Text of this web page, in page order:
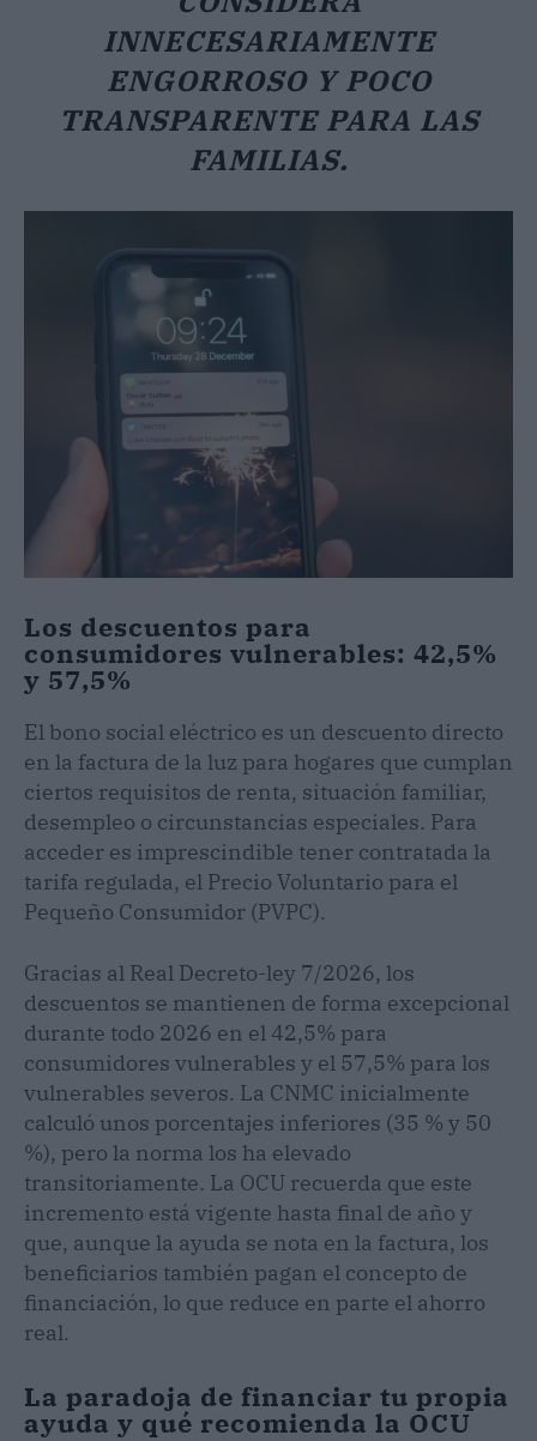
INNECESARIAMENTE
ENGORROSO Y POCO
TRANSPARENTE PARA LAS
FAMILIAS.
Los descuentos para
consumidores vulnerables: 42,5%
y 57,5%
El bono social eléctrico es un descuento directo
en la factura de la luz para hogares que cumplan
ciertos requisitos de renta, situación familiar,
desempleo o circunstancias especiales. Para
acceder es imprescindible tener contratada la
tarifa regulada, el Precio Voluntario para el
Pequeño Consumidor (PVPC).
Gracias al Real Decreto-ley 7/2026, los
descuentos se mantienen de forma excepcional
durante todo 2026 en el 42,5% para
consumidores vulnerables y el 57,5% para los
vulnerables severos. La CNMC inicialmente
calculó unos porcentajes inferiores (35 % y 50
%), pero la norma los ha elevado
transitoriamente. La OCU recuerda que este
incremento está vigente hasta final de año y
que, aunque la ayuda se nota en la factura, los
beneficiarios también pagan el concepto de
financiación, lo que reduce en parte el ahorro
real.
La paradoja de financiar tu propia
ayuda y qué recomienda la OCU